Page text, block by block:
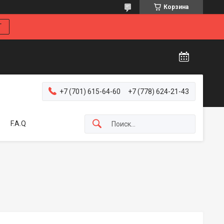
Корзина
+7 (701) 615-64-60 +7 (778) 624-21-43
F.A.Q